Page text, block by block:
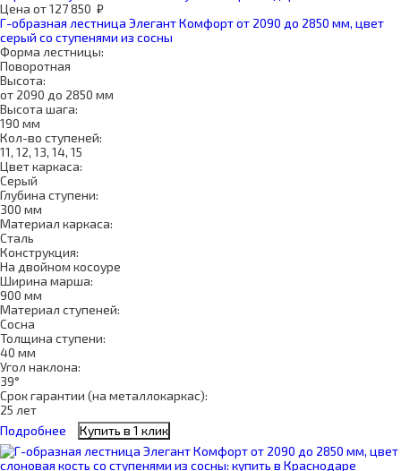
Цена от127 850 ₽
Г-образная лестница Элегант Комфорт от 2090 до 2850 мм, цвет
серый со ступенями из сосны
Форма лестницы:
Поворотная
Высота:
от 2090 до 2850 мм
Высота шага:
190 мм
Кол-во ступеней:
11, 12, 13, 14, 15
Цвет каркаса:
Серый
Глубина ступени:
300 мм
Материал каркаса:
Сталь
Конструкция:
На двойном косоуре
Ширина марша:
900 мм
Материал ступеней:
Сосна
Толщина ступени:
40 мм
Угол наклона:
39°
Срок гарантии (на металлокаркас):
25 лет
Подробнее
Купить в 1 клик